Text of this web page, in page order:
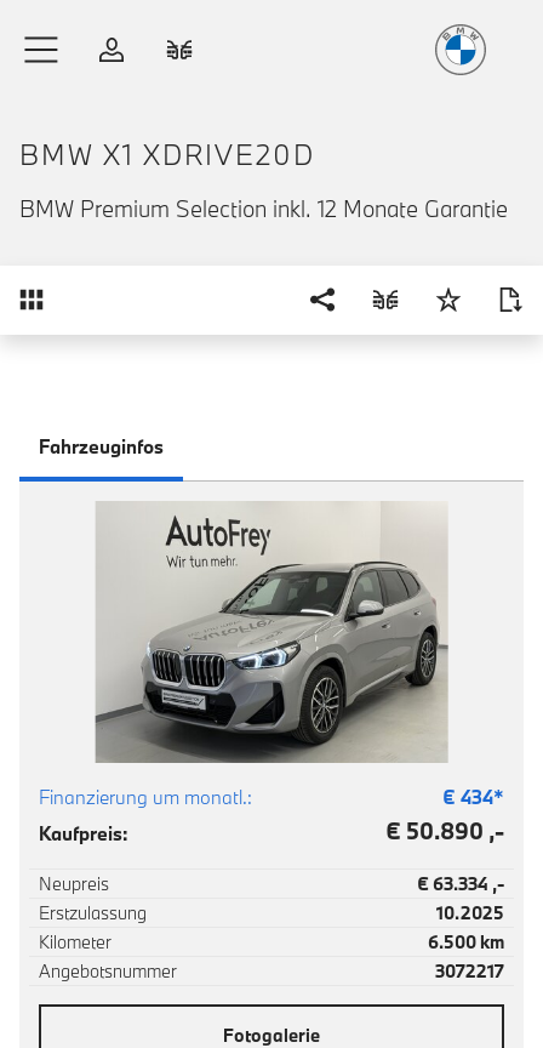
Anmelden
BMW X1 XDRIVE20D
BMW Premium Selection inkl. 12 Monate Garantie
Fahrzeuginfos
Finanzierung um monatl.: € 434*
Kaufpreis:
€ 50.890 ,-
Neupreis
€ 63.334 ,-
Erstzulassung
10.2025
Kilometer
6.500 km
Angebotsnummer
3072217
Fotogalerie